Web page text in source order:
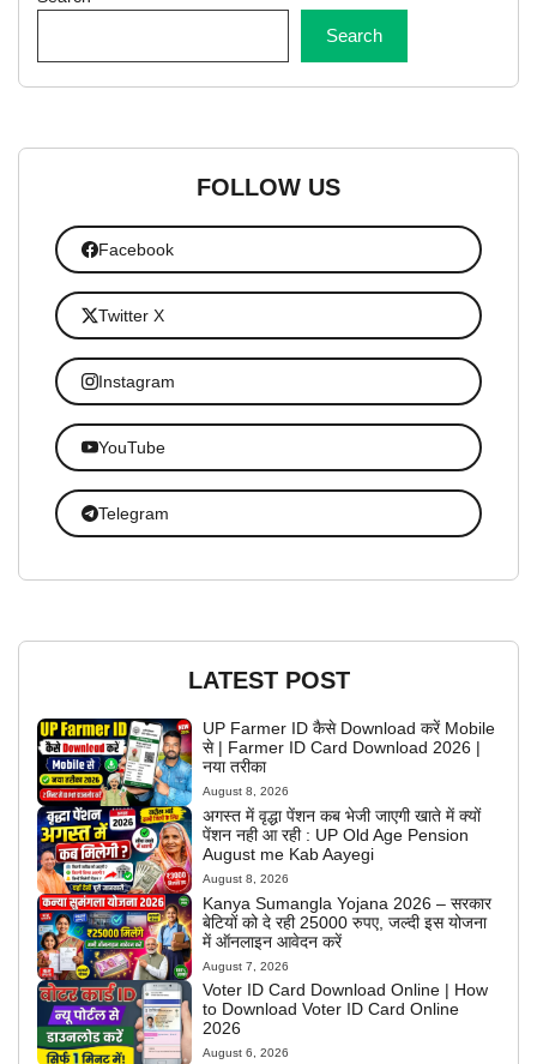
Search
FOLLOW US
Facebook
Twitter X
Instagram
YouTube
Telegram
LATEST POST
UP Farmer ID कैसे Download करें Mobile
से | Farmer ID Card Download 2026 |
नया तरीका
August 8, 2026
अगस्त में वृद्धा पेंशन कब भेजी जाएगी खाते में क्यों
पेंशन नही आ रही : UP Old Age Pension
August me Kab Aayegi
August 8, 2026
Kanya Sumangla Yojana 2026 – सरकार
बेटियों को दे रही 25000 रुपए, जल्दी इस योजना
में ऑनलाइन आवेदन करें
August 7, 2026
Voter ID Card Download Online | How
to Download Voter ID Card Online
2026
August 6, 2026